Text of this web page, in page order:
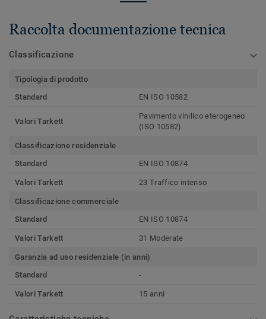
Raccolta documentazione tecnica
Classificazione
Tipologia di prodotto
Standard
EN ISO 10582
Valori Tarkett
Pavimento vinilico eterogeneo
(ISO 10582)
Classificazione residenziale
Standard
EN ISO 10874
Valori Tarkett 23 Traffico intenso
Classificazione commerciale
Standard
EN ISO 10874
Valori Tarkett 31 Moderate
Garanzia ad uso residenziale (in anni)
Standard
-
Valori Tarkett 15 anni